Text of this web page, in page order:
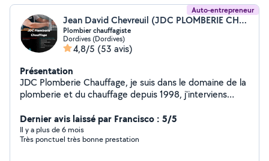
Auto-entrepreneur
Jean David Chevreuil (JDC PLOMBERIE CHAUFFAGE)
Plombier chauffagiste
Dordives (Dordives)
4,8/5 (53 avis)
Présentation
JDC Plomberie Chauffage, je suis dans le domaine de la
plomberie et du chauffage depuis 1998, j'interviens
dépannages, entretien de chaudière et travaux de
plomberie et de chauffage, ramonage, recherche de
fuite , débouchage de canalisation etc
Dernier avis laissé par Francisco : 5/5
Il y a plus de 6 mois
Très ponctuel très bonne prestation